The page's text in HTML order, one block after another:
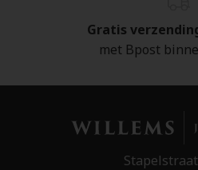
Gratis
met Bpost